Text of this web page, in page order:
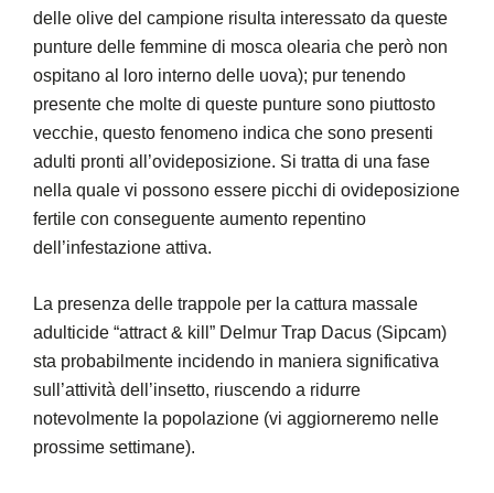
delle olive del campione risulta interessato da queste
punture delle femmine di mosca olearia che però non
ospitano al loro interno delle uova); pur tenendo
presente che molte di queste punture sono piuttosto
vecchie, questo fenomeno indica che sono presenti
adulti pronti all’ovideposizione. Si tratta di una fase
nella quale vi possono essere picchi di ovideposizione
fertile con conseguente aumento repentino
dell’infestazione attiva.
La presenza delle trappole per la cattura massale
adulticide “attract & kill” Delmur Trap Dacus (Sipcam)
sta probabilmente incidendo in maniera significativa
sull’attività dell’insetto, riuscendo a ridurre
notevolmente la popolazione (vi aggiorneremo nelle
prossime settimane).